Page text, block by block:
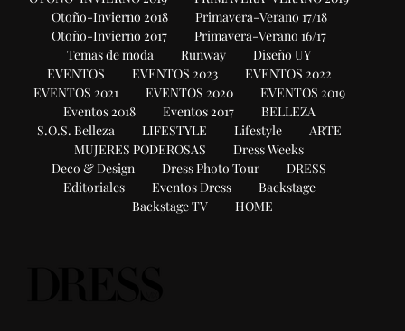
Otoño-Invierno 2018
Primavera-Verano 17/18
Otoño-Invierno 2017
Primavera-Verano 16/17
Temas de moda
Runway
Diseño UY
EVENTOS
EVENTOS 2023
EVENTOS 2022
EVENTOS 2021
EVENTOS 2020
EVENTOS 2019
Eventos 2018
Eventos 2017
BELLEZA
S.O.S. Belleza
LIFESTYLE Lifestyle
ARTE
MUJERES PODEROSAS
Dress Weeks
Deco & Design
Dress Photo Tour
DRESS
Editoriales
Eventos Dress
Backstage
Backstage TV
HOME